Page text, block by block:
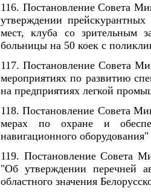
116. Постановление Совета
утверждении
мест, клуба со зрительным
больницы на 50 коек с
117. Постановление Совета
мероприятиях по развитию
на предприятиях легкой
118. Постановление Совета
мерах по охране и
навигационного
119. Постановление Совета
"Об утверждении перечней
областного значения